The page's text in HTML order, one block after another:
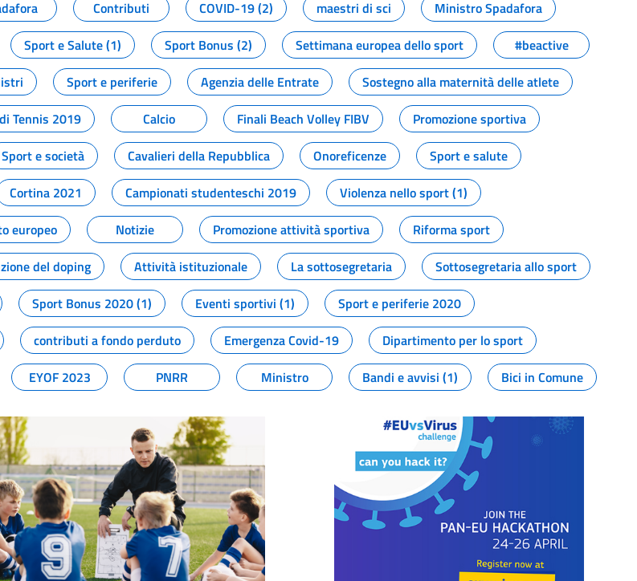
Contributi COVID-19 (2) maestri di sci
Ministro Spadafora
Sport e Salute (1) Sport Bonus (2) Settimana europea dello sport
#beactive
Sport e periferie Agenzia delle Entrate
Sostegno alla maternità delle atlete
Tennis 2019 Calcio Finali Beach Volley FIBV
Promozione sportiva
Sport e società Cavalieri della Repubblica Onoreficenze
Sport e salute
Cortina 2021 Campionati studenteschi 2019
Violenza nello sport (1)
europeo Notizie Promozione attività sportiva
Riforma sport
del doping Attività istituzionale La sottosegretaria
Sottosegretaria allo sport
Sport Bonus 2020 (1) Eventi sportivi (1)
Sport e periferie 2020
contributi a fondo perduto Emergenza Covid-19
Dipartimento per lo sport
EYOF 2023 PNRR Ministro Bandi e avvisi (1) Bici in Comune